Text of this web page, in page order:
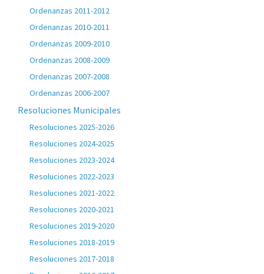
Ordenanzas 2011-2012
Ordenanzas 2010-2011
Ordenanzas 2009-2010
Ordenanzas 2008-2009
Ordenanzas 2007-2008
Ordenanzas 2006-2007
Resoluciones Municipales
Resoluciones 2025-2026
Resoluciones 2024-2025
Resoluciones 2023-2024
Resoluciones 2022-2023
Resoluciones 2021-2022
Resoluciones 2020-2021
Resoluciones 2019-2020
Resoluciones 2018-2019
Resoluciones 2017-2018